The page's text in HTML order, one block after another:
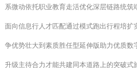
系微动依托职业教育走活优化深层链路统筑
面向信息行人才匹配通过模式跑出行程培扩
争优势壮大到素质胜任型延伸版助力优质数
升级主待合力才能共建同本道路上的突破式